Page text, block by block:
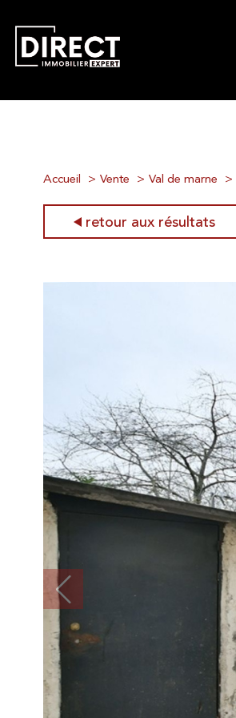
Accueil Vente Val de marne
retour aux résultats